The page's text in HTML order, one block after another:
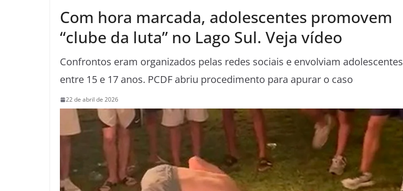
Com hora marcada, adolescentes promovem
“clube da luta” no Lago Sul. Veja vídeo
Confrontos eram organizados pelas redes sociais e envolviam adolescentes
entre 15 e 17 anos. PCDF abriu procedimento para apurar o caso
22 de abril de 2026